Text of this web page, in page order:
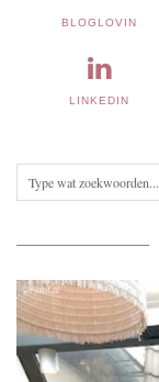
BLOGLOVIN
LINKEDIN